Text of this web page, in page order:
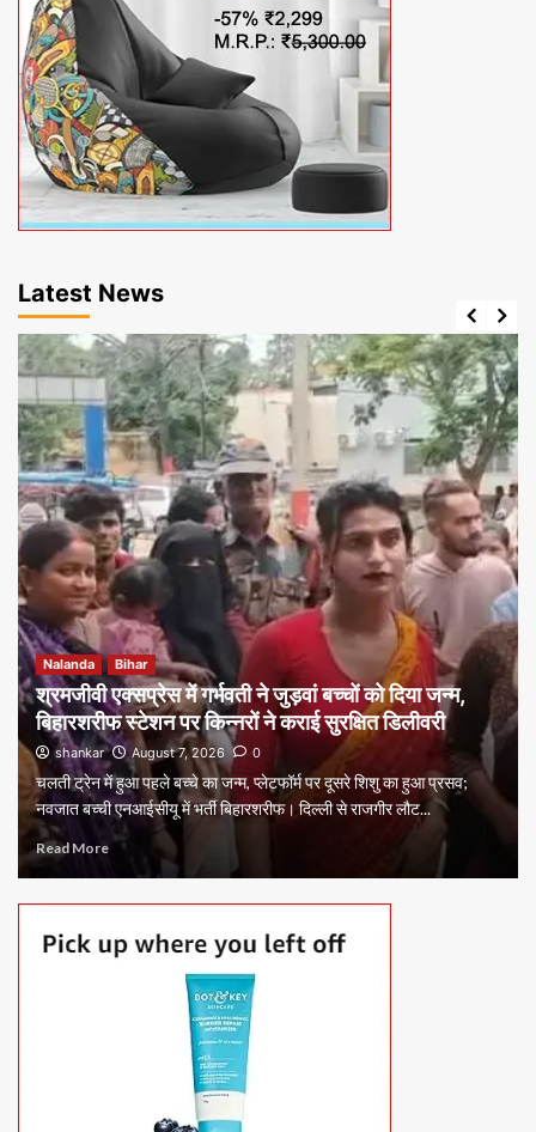
Latest News
Nalanda Bihar
श्रमजीवी एक्सप्रेस में गर्भवती ने जुड़वां बच्चों को दिया जन्म,
बिहारशरीफ स्टेशन पर किन्नरों ने कराई सुरक्षित डिलीवरी
shankar August 7, 2026 0
चलती ट्रेन में हुआ पहले बच्चे का जन्म, प्लेटफॉर्म पर दूसरे शिशु का हुआ प्रसव;
नवजात बच्ची एनआईसीयू में भर्ती बिहारशरीफ। दिल्ली से राजगीर लौट...
Read More